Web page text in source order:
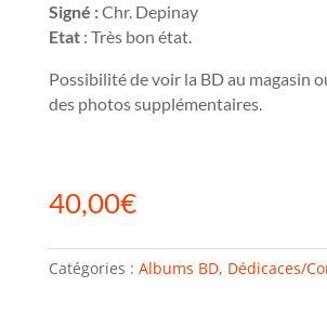
Signé :Chr. Depinay
Etat: Très bon état.
Possibilité de voir la BD au magasin
des photos supplémentaires.
40,00€
Catégories : Albums BD, Dédicaces/